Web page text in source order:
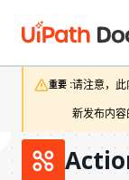
重要 :请注意，此
新发布内容